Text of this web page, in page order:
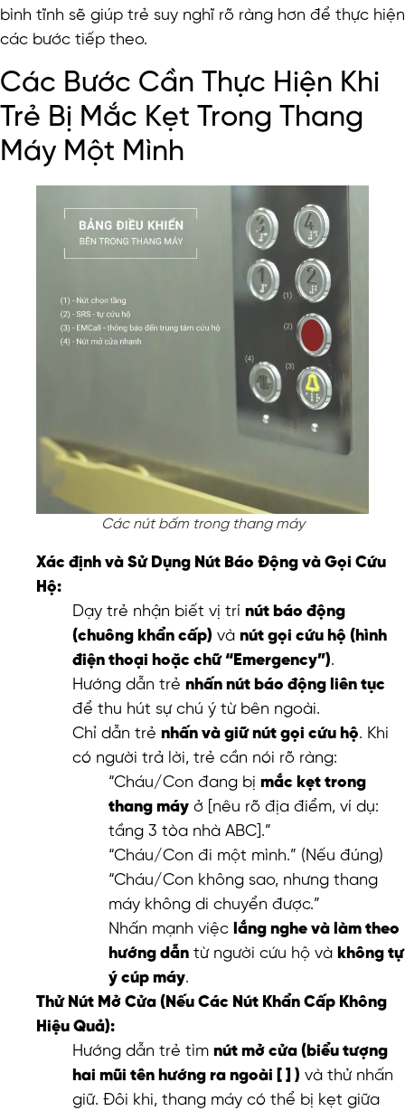
bình tĩnh sẽ giúp trẻ suy nghĩ rõ ràng hơn để thực hiện
các bước tiếp theo.
Các Bước Cần Thực Hiện Khi
Trẻ Bị Mắc Kẹt Trong Thang
Máy Một Mình
Các nút bấm trong thang máy
Xác định và Sử Dụng Nút Báo Động và Gọi Cứu
Hộ:
Dạy trẻ nhận biết vị trí nút báo động
(chuông khẩn cấp) và nút gọi cứu hộ (hình
điện thoại hoặc chữ “Emergency”).
Hướng dẫn trẻ nhấn nút báo động liên tục
để thu hút sự chú ý từ bên ngoài.
Chỉ dẫn trẻ nhấn và giữ nút gọi cứu hộ. Khi
có người trả lời, trẻ cần nói rõ ràng:
“Cháu/Con đang bị mắc kẹt trong
thang máy ở [nêu rõ địa điểm, ví dụ:
tầng 3 tòa nhà ABC].”
“Cháu/Con đi một mình.” (Nếu đúng)
“Cháu/Con không sao, nhưng thang
máy không di chuyển được.”
Nhấn mạnh việc lắng nghe và làm theo
hướng dẫn từ người cứu hộ và không tự
ý cúp máy.
Thử Nút Mở Cửa (Nếu Các Nút Khẩn Cấp Không
Hiệu Quả):
Hướng dẫn trẻ tìm nút mở cửa (biểu tượng
hai mũi tên hướng ra ngoài [ ] ) và thử nhấn
giữ. Đôi khi, thang máy có thể bị kẹt giữa